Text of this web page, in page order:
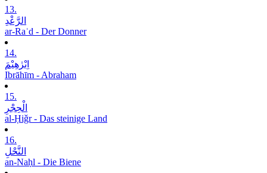
13.
الرَّعْدِ
ar-Raʿd - Der Donner
14.
اِبْرٰھِیْمَ
Ibrāhīm - Abraham
15.
الْحِجْرِ
al-Ḥiǧr - Das steinige Land
16.
النَّحْلِ
an-Naḥl - Die Biene